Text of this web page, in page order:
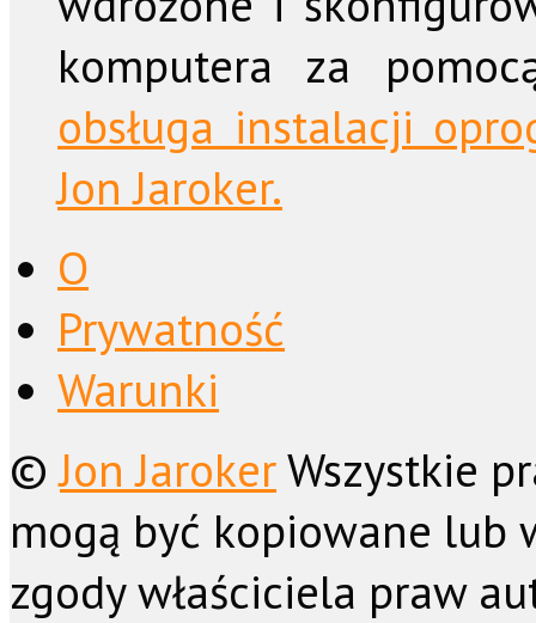
komputera za
obsługa instalacji
Jon Jaroker.
O
Prywatność
Warunki
©Jon JarokerWszystkie
mogą być kopiowane lub
zgody właściciela praw